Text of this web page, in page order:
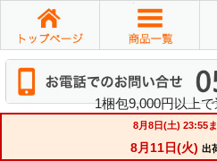
1梱包9,000円以上